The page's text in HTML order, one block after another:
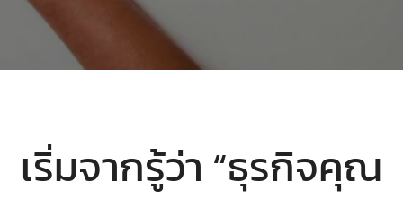
เริ่มจากรู้ว่า “ธุรกิจคุณ